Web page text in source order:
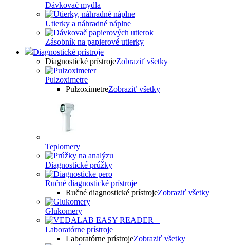
Dávkovač mydla
Utierky a náhradné náplne
Zásobník na papierové utierky
Diagnostické prístroje
Diagnostické prístrojeZobraziť všetky
Pulzoximetre
PulzoximetreZobraziť všetky
Teplomery
Diagnostické prúžky
Ručné diagnostické prístroje
Ručné diagnostické prístrojeZobraziť všetky
Glukomery
Laboratórne prístroje
Laboratórne prístrojeZobraziť všetky